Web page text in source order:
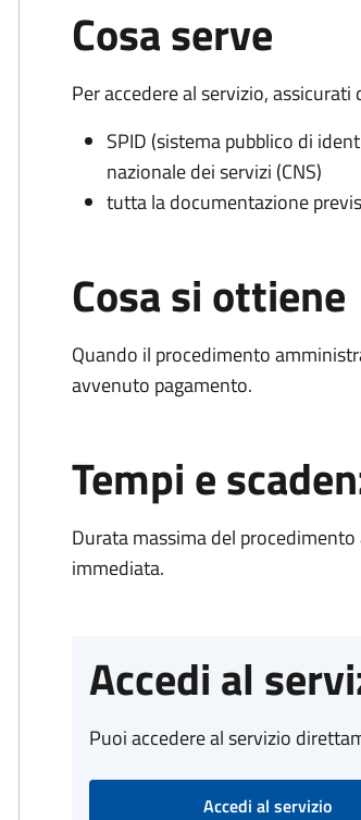
Cosa serve
Per accedere al servizio, assicurati
SPID (sistema pubblico di
nazionale dei servizi (CNS)
tutta la documentazione
Cosa si ottiene
Quando il procedimento
avvenuto pagamento.
Tempi e
Durata massima del
immediata.
Accedi al
Puoi accedere al servizio
Accedi al servizio